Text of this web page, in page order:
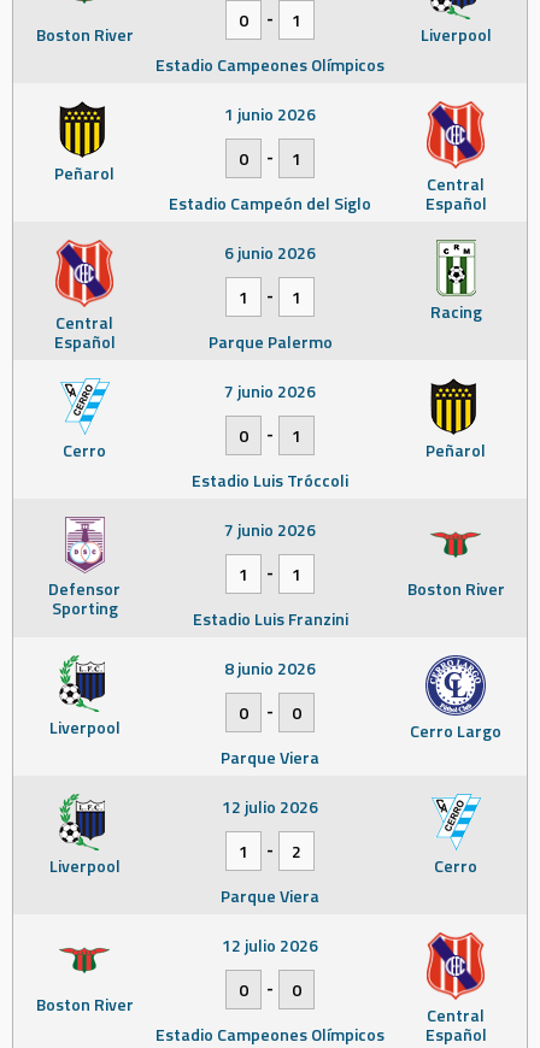
Boston River Liverpool
0
-
1
Estadio Campeones Olímpicos
Peñarol Central
Español
1 junio 2026
0
-
1
Estadio Campeón del Siglo
Central
Español
Racing
6 junio 2026
1
-
1
Parque Palermo
Cerro Peñarol
7 junio 2026
0
-
1
Estadio Luis Tróccoli
Defensor
Sporting
Boston River
7 junio 2026
1
-
1
Estadio Luis Franzini
Liverpool Cerro Largo
8 junio 2026
0
-
0
Parque Viera
Liverpool Cerro
12 julio 2026
1
-
2
Parque Viera
Boston River Central
Español
12 julio 2026
0
-
0
Estadio Campeones Olímpicos